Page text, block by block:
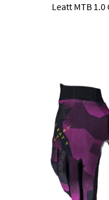
Leatt MTB